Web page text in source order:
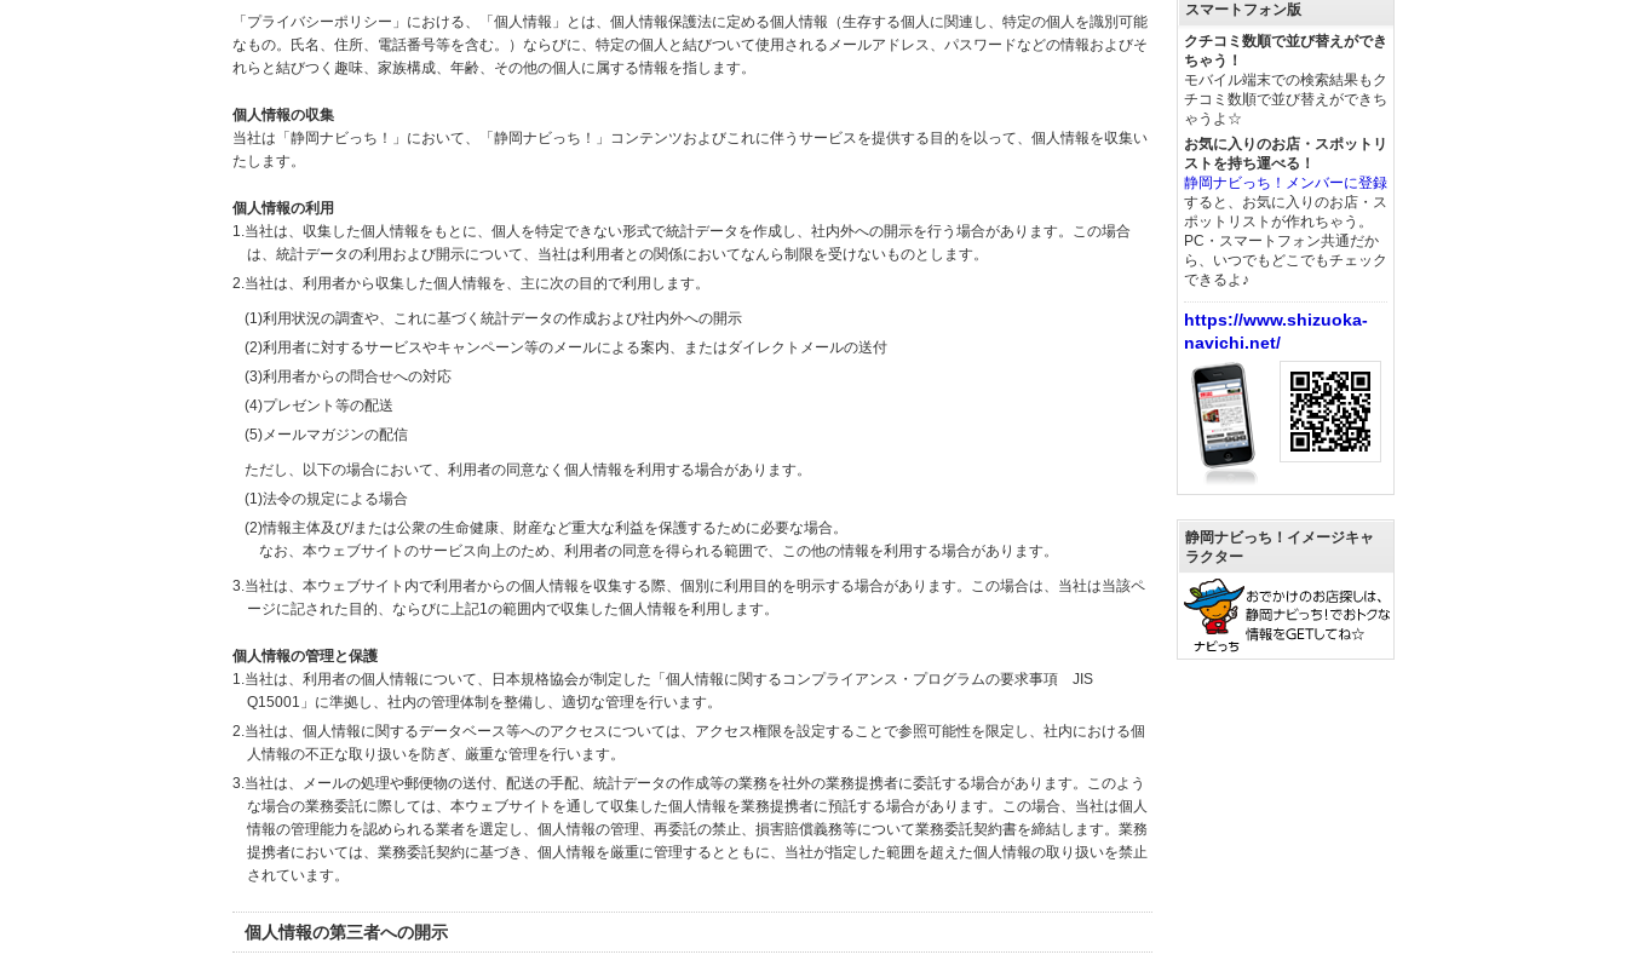
「プライバシーポリシー」における、「個人情報」とは、個人情報保護法に定める個人情報（生存する個人に関連し、特定の個人を識別可能
なもの。氏名、住所、電話番号等を含む。）ならびに、特定の個人と結びついて使用されるメールアドレス、パスワードなどの情報およびそ
れらと結びつく趣味、家族構成、年齢、その他の個人に属する情報を指します。
個人情報の収集
当社は「静岡ナビっち！」において、「静岡ナビっち！」コンテンツおよびこれに伴うサービスを提供する目的を以って、個人情報を収集い
たします。
個人情報の利用
1.当社は、収集した個人情報をもとに、個人を特定できない形式で統計データを作成し、社内外への開示を行う場合があります。この場合
は、統計データの利用および開示について、当社は利用者との関係においてなんら制限を受けないものとします。
2.当社は、利用者から収集した個人情報を、主に次の目的で利用します。
(1)利用状況の調査や、これに基づく統計データの作成および社内外への開示
(2)利用者に対するサービスやキャンペーン等のメールによる案内、またはダイレクトメールの送付
(3)利用者からの問合せへの対応
(4)プレゼント等の配送
(5)メールマガジンの配信
ただし、以下の場合において、利用者の同意なく個人情報を利用する場合があります。
(1)法令の規定による場合
(2)情報主体及び/または公衆の生命健康、財産など重大な利益を保護するために必要な場合。
なお、本ウェブサイトのサービス向上のため、利用者の同意を得られる範囲で、この他の情報を利用する場合があります。
3.当社は、本ウェブサイト内で利用者からの個人情報を収集する際、個別に利用目的を明示する場合があります。この場合は、当社は当該ペ
ージに記された目的、ならびに上記1の範囲内で収集した個人情報を利用します。
個人情報の管理と保護
1.当社は、利用者の個人情報について、日本規格協会が制定した「個人情報に関するコンプライアンス・プログラムの要求事項 JIS
Q15001」に準拠し、社内の管理体制を整備し、適切な管理を行います。
2.当社は、個人情報に関するデータベース等へのアクセスについては、アクセス権限を設定することで参照可能性を限定し、社内における個
人情報の不正な取り扱いを防ぎ、厳重な管理を行います。
3.当社は、メールの処理や郵便物の送付、配送の手配、統計データの作成等の業務を社外の業務提携者に委託する場合があります。このよう
な場合の業務委託に際しては、本ウェブサイトを通して収集した個人情報を業務提携者に預託する場合があります。この場合、当社は個人
情報の管理能力を認められる業者を選定し、個人情報の管理、再委託の禁止、損害賠償義務等について業務委託契約書を締結します。業務
提携者においては、業務委託契約に基づき、個人情報を厳重に管理するとともに、当社が指定した範囲を超えた個人情報の取り扱いを禁止
されています。
個人情報の第三者への開示
スマートフォン版
クチコミ数順で並び替えができ
ちゃう！
モバイル端末での検索結果もク
チコミ数順で並び替えができち
ゃうよ☆
お気に入りのお店・スポットリ
ストを持ち運べる！
静岡ナビっち！メンバーに登録
すると、お気に入りのお店・ス
ポットリストが作れちゃう。
PC・スマートフォン共通だか
ら、いつでもどこでもチェック
できるよ♪
https://www.shizuoka-
navichi.net/
静岡ナビっち！イメージキャ
ラクター